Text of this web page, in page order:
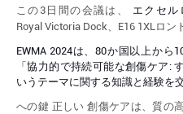
この3日間の会議は、 エクセル
Royal Victoria Dock、E16 1XLロン
EWMA 2024は、80か国以上から
「協力的で持続可能な創傷ケア:
いうテーマに関する知識と経験を
への鍵 正しい 創傷ケアは、質の